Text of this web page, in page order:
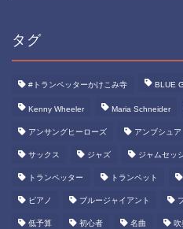
タグ
#トランペッターかけこみ寺 BLUE
Kenny Wheeler Maria Schneider
アンサングヒーローズ アンブシュア
サックス ジャズ ジャムセッ
トランペッター トランペット
ピアノ ブルージャイアント
低予算 初心者 名曲 吹